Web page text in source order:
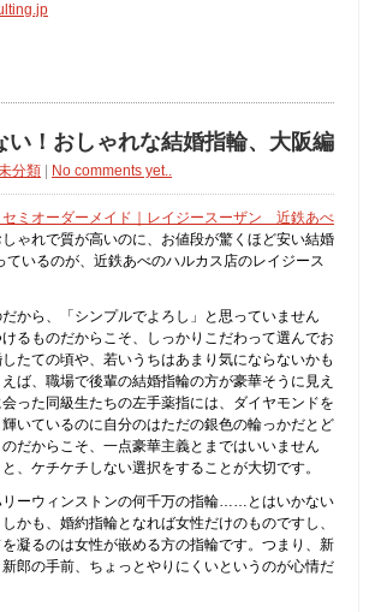
い！おしゃれな結婚指輪、大阪編
分類 No comments yet..
ミオーダーメイド｜レイジースーザン 近鉄あべ
ゃれで質が高いのに、お値段が驚くほど安い結婚
いるのが、近鉄あべのハルカス店のレイジース
から、「シンプルでよろし」と思っていません
るものだからこそ、しっかりこだわって選んでお
たての頃や、若いうちはあまり気にならないかも
ば、職場で後輩の結婚指輪の方が豪華そうに見え
った同級生たちの左手薬指には、ダイヤモンドを
いているのに自分のはただの銀色の輪っかだとど
だからこそ、一点豪華主義とまではいいません
、ケチケチしない選択をすることが大切です。
ーウィンストンの何千万の指輪……とはいかない
かも、婚約指輪となれば女性だけのものですし、
凝るのは女性が嵌める方の指輪です。つまり、新
郎の手前、ちょっとやりにくいというのが心情だ